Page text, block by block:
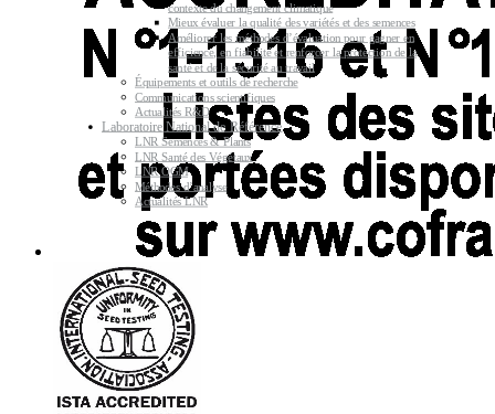
contexte du changement climatique
Mieux évaluer la qualité des variétés et des semences
Améliorer les méthodes d’évaluation pour gagner en
efficience, en fiabilité et renforcer la protection de la
santé et de la sécurité au travail
Équipements et outils de recherche
Communications scientifiques
Actualités R&D
Laboratoire National de Référence
LNR Semences & Plants
LNR Santé des Végétaux
LNR OGM
Méthodes d’analyse
Actualités LNR